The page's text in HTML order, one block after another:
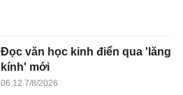
Đọc văn học kinh điển qua 'lăng
kính' mới
06:12 7/8/2026